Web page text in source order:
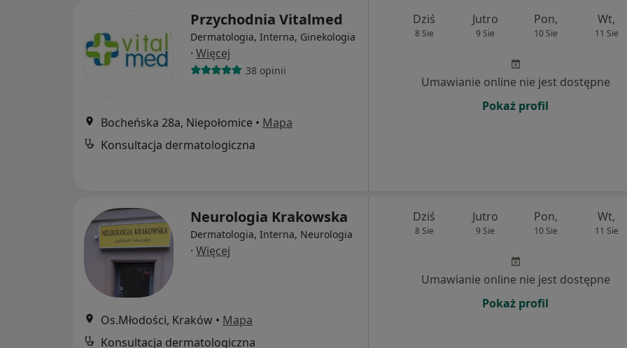
Przychodnia Vitalmed
Dermatologia, Interna, Ginekologia
· Więcej
38 opinii
Bocheńska 28a, Niepołomice • Mapa
Konsultacja dermatologiczna
Dziś
8 Sie
Jutro
9 Sie
Pon,
10 Sie
Wt,
11 Sie
Umawianie online nie jest dostępne
Pokaż profil
Neurologia Krakowska
Dermatologia, Interna, Neurologia
· Więcej
Os.Młodości, Kraków • Mapa
Konsultacja dermatologiczna
Dziś
8 Sie
Jutro
9 Sie
Pon,
10 Sie
Wt,
11 Sie
Umawianie online nie jest dostępne
Pokaż profil